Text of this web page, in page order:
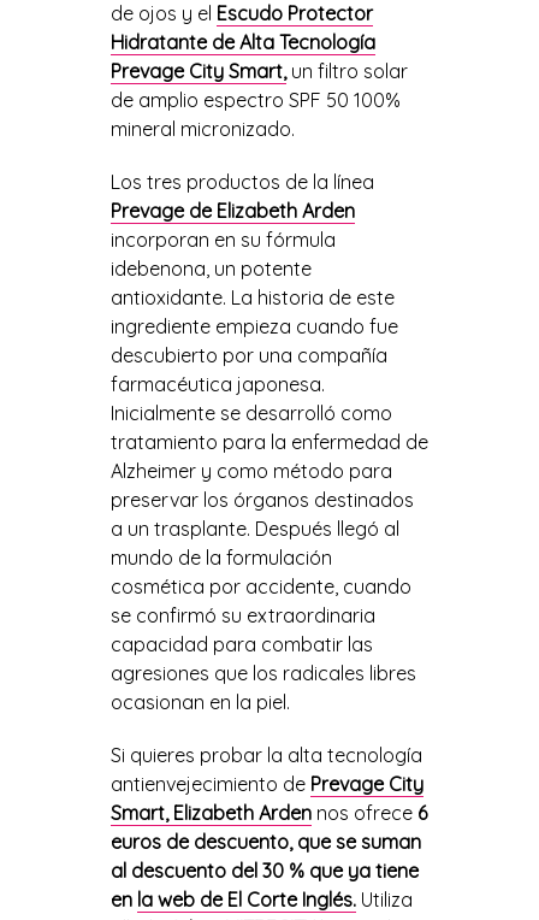
de ojos y el Escudo Protector
Hidratante de Alta Tecnología
Prevage City Smart, un filtro solar
de amplio espectro SPF 50 100%
mineral micronizado.
Los tres productos de la línea
Prevage de Elizabeth Arden
incorporan en su fórmula
idebenona, un potente
antioxidante. La historia de este
ingrediente empieza cuando fue
descubierto por una compañía
farmacéutica japonesa.
Inicialmente se desarrolló como
tratamiento para la enfermedad de
Alzheimer y como método para
preservar los órganos destinados
a un trasplante. Después llegó al
mundo de la formulación
cosmética por accidente, cuando
se confirmó su extraordinaria
capacidad para combatir las
agresiones que los radicales libres
ocasionan en la piel.
Si quieres probar la alta tecnología
antienvejecimiento de Prevage City
Smart, Elizabeth Ardennos ofrece 6
euros de descuento, que se suman
al descuento del 30 % que ya tiene
en la web de El Corte Inglés. Utiliza